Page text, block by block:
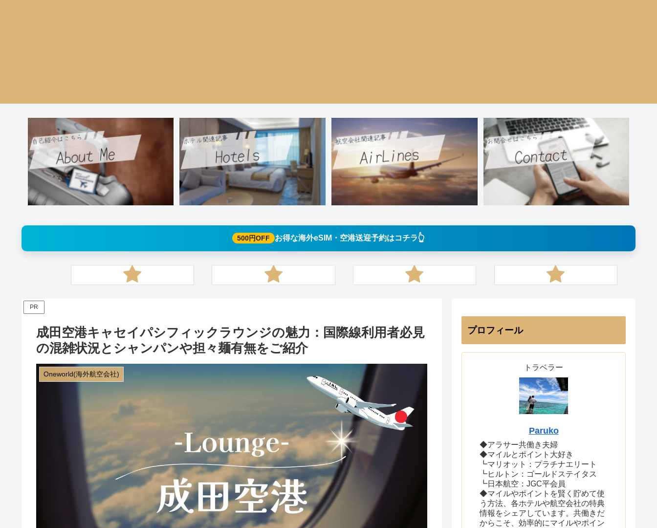
500円OFF お得な海外eSIM・空港送迎予約はコチラ👆️
PR
成田空港キャセイパシフィックラウンジの魅力：国際線利用者必見
の混雑状況とシャンパンや担々麺有無をご紹介
Oneworld(海外航空会社)
プロフィール
トラベラー
Paruko
◆アラサー共働き夫婦
◆マイルとポイント大好き
┗マリオット：プラチナエリート
┗ヒルトン：ゴールドステイタス
┗日本航空：JGC平会員
◆マイルやポイントを賢く貯めて使
う方法、各ホテルや航空会社の特典
情報をシェアしています。共働きだ
からこそ、効率的にマイルやポイン